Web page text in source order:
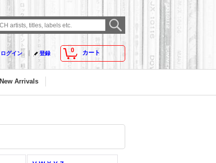
0 カート
ログイン 登録
New Arrivals